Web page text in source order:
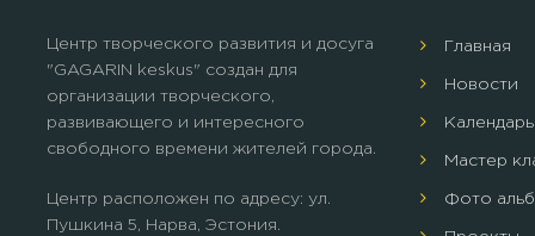
Центр творческого развития и досуга
"GAGARIN keskus" создан для
организации творческого,
развивающего и интересного
свободного времени жителей города.
Центр расположен по адресу: ул.
Пушкина 5, Нарва, Эстония.
Главная
Новости
Календарь
Мастер
Фото